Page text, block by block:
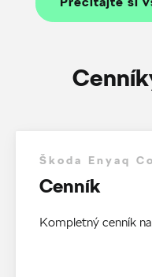
Škoda Enyaq
Cenník
Kompletný cenník